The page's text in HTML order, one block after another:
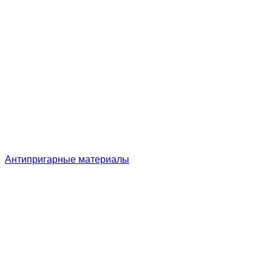
Антипригарные материалы